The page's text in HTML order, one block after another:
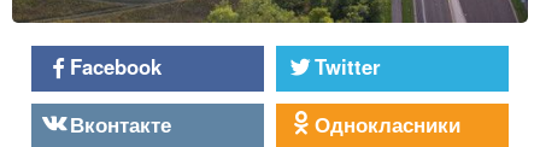
Facebook
Twitter
Вконтакте
Однокласники